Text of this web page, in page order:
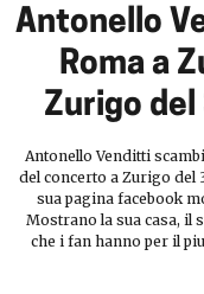
Antonello
Roma a
Zurigo del
Antonello Venditti
del concerto a Zurigo del
sua pagina facebook
Mostrano la sua casa, il
che i fan hanno per il